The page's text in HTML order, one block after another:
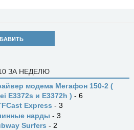
ЗА НЕДЕЛЮ
модема Мегафон 150-2 (
E3372s и E3372h ) - 6
Express - 3
нарды - 3
Surfers - 2